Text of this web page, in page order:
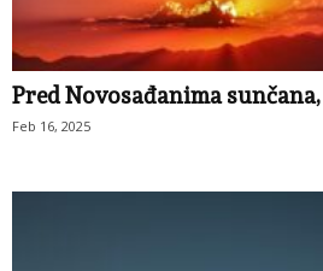
Pred Novosađanima
Feb 16, 2025